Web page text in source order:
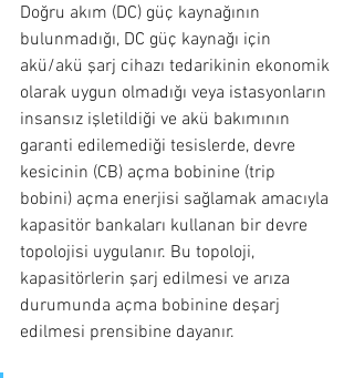
Doğru akım (DC) güç kaynağının
bulunmadığı, DC güç kaynağı için
akü/akü şarj cihazı tedarikinin ekonomik
olarak uygun olmadığı veya istasyonların
insansız işletildiği ve akü bakımının
garanti edilemediği tesislerde, devre
kesicinin (CB) açma bobinine (trip
bobini) açma enerjisi sağlamak amacıyla
kapasitör bankaları kullanan bir devre
topolojisi uygulanır. Bu topoloji,
kapasitörlerin şarj edilmesi ve arıza
durumunda açma bobinine deşarj
edilmesi prensibine dayanır.